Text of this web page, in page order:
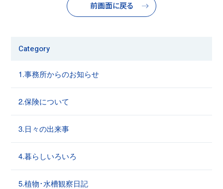
前画面に戻る
Category
1.事務所からのお知らせ
2.保険について
3.日々の出来事
4.暮らしいろいろ
5.植物･水槽観察日記